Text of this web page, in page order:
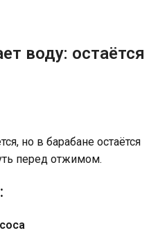
воду: остаётся
но в барабане остаётся
перед отжимом.